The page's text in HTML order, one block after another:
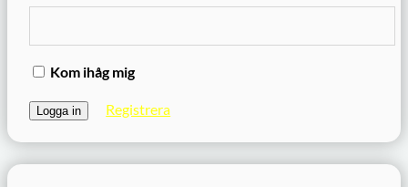
Kom ihåg mig
Registrera